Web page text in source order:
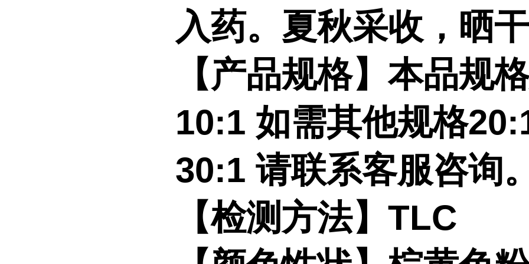
入药。夏秋采收，晒干
【产品规格】本品规
10:1 如需其他规格
30:1 请联系客服咨询。
【检测方法】TLC